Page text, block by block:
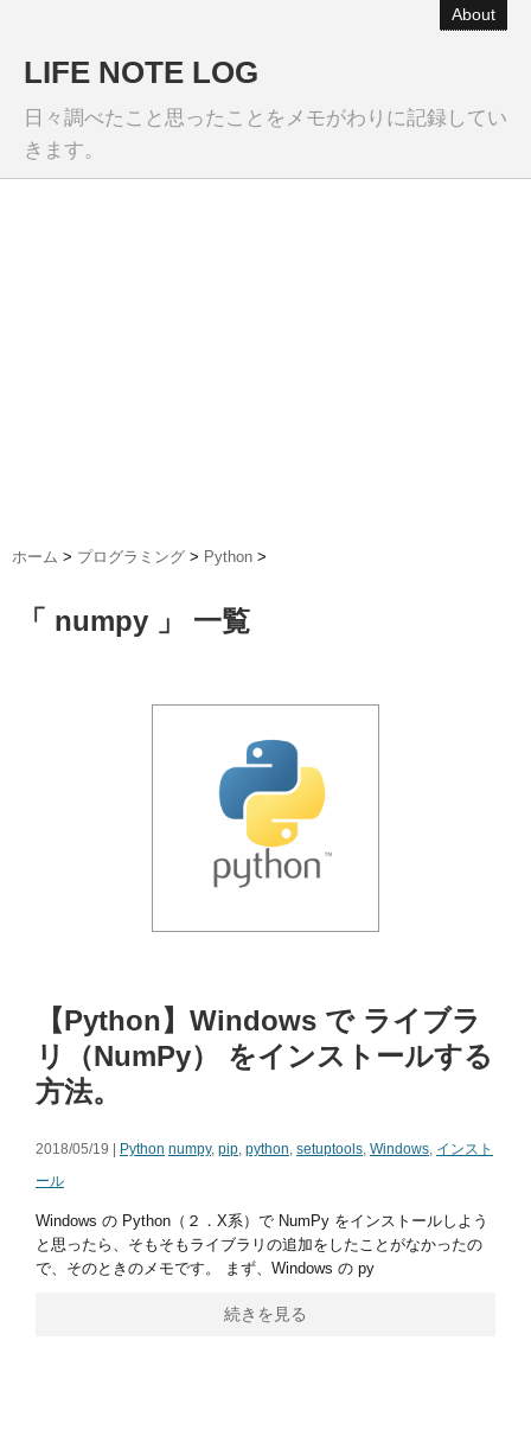
About
LIFE NOTE LOG
日々調べたこと思ったことをメモがわりに記録してい
きます。
ホーム > プログラミング > Python >
「 numpy 」 一覧
【Python】Windows で ライブラ
リ（NumPy） をインストールする
方法。
2018/05/19 | Python numpy, pip, python, setuptools, Windows, インスト
ール
Windows の Python（２．X系）で NumPy をインストールしよう
と思ったら、そもそもライブラリの追加をしたことがなかったの
で、そのときのメモです。 まず、Windows の py
続きを見る